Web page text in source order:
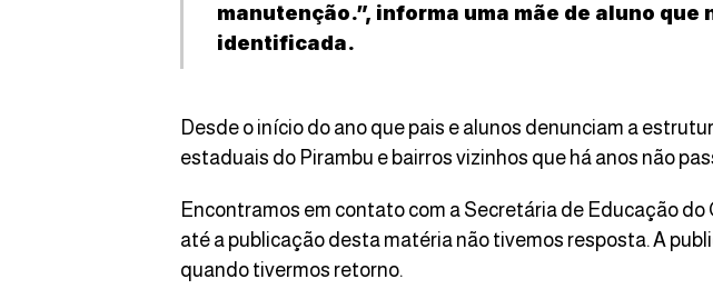
manutenção.”, informa uma mãe de aluno que
identificada.
Desde o início do ano que pais e alunos denunciam a
estaduais do Pirambu e bairros vizinhos que há anos não
Encontramos em contato com a Secretária de Educação do
até a publicação desta matéria não tivemos resposta. A
quando tivermos retorno.